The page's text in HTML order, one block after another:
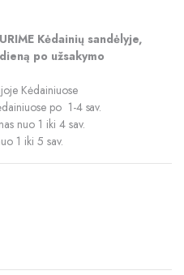
Kėdainių sandėlyje,
po užsakymo
Kėdainiuose
po 1-4 sav.
nuo 1 iki 4 sav.
1 iki 5 sav.